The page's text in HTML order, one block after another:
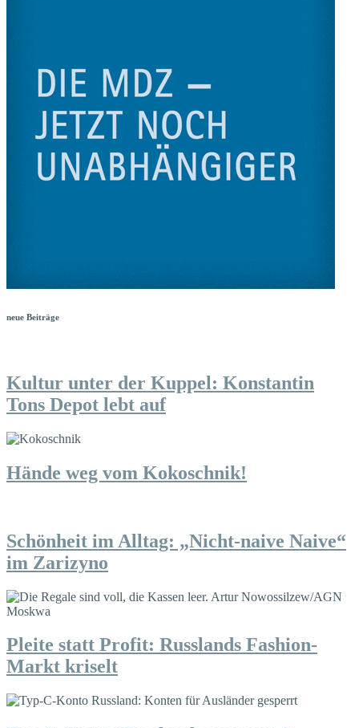
neue Beiträge
Kultur unter der Kuppel: Konstantin
Tons Depot lebt auf
Hände weg vom Kokoschnik!
Schönheit im Alltag: „Nicht-naive Naive“
im Zarizyno
Pleite statt Profit: Russlands Fashion-
Markt kriselt